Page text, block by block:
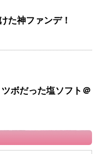
た神ファンデ！
ボだった塩ソフト＠